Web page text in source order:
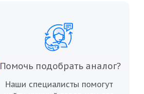
Помочь подобрать аналог?
Наши специалисты помогут